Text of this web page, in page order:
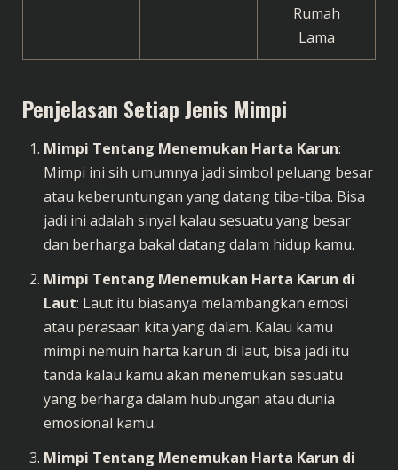
Rumah
Lama
Penjelasan Setiap Jenis Mimpi
Mimpi Tentang Menemukan Harta Karun:
Mimpi ini sih umumnya jadi simbol peluang besar
atau keberuntungan yang datang tiba-tiba. Bisa
jadi ini adalah sinyal kalau sesuatu yang besar
dan berharga bakal datang dalam hidup kamu.
Mimpi Tentang Menemukan Harta Karun di
Laut: Laut itu biasanya melambangkan emosi
atau perasaan kita yang dalam. Kalau kamu
mimpi nemuin harta karun di laut, bisa jadi itu
tanda kalau kamu akan menemukan sesuatu
yang berharga dalam hubungan atau dunia
emosional kamu.
Mimpi Tentang Menemukan Harta Karun di